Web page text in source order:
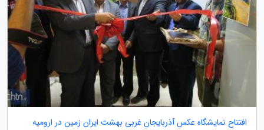
افتتاح نمایشگاه عکس آذربایجان غربی بهشت ایران زمین در ارومیه